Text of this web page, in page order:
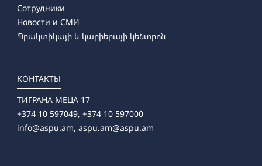
Сотрудники
Новости и СМИ
Պրակտիկայի և կարիերայի կենտրոն
КОНТАКТЫ
ТИГРАНА МЕЦА 17
+374 10 597049, +374 10 597000
info@aspu.am, aspu.am@aspu.am